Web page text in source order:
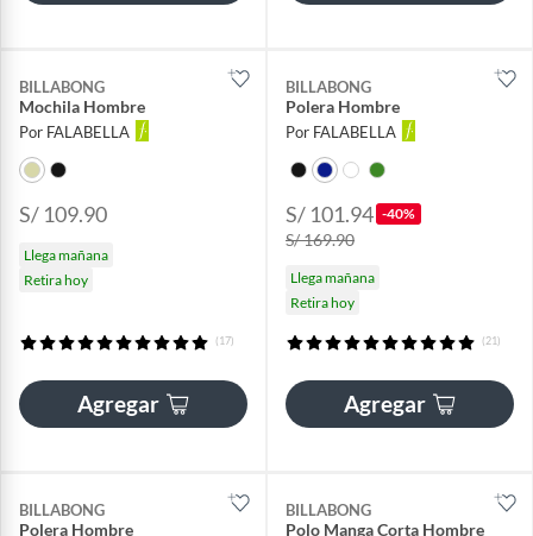
BILLABONG
Mochila Hombre
Por FALABELLA
S/ 109.90
Llega mañana
Retira hoy
(17)
Agregar
BILLABONG
Polera Hombre
Por FALABELLA
S/ 101.94 -40%
S/ 169.90
Llega mañana
Retira hoy
(21)
Agregar
BILLABONG
Polera Hombre
BILLABONG
Polo Manga Corta Hombre